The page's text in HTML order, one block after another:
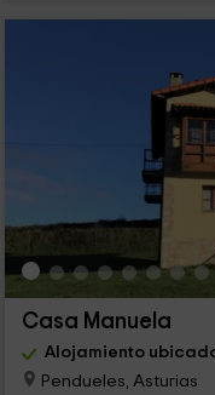
Casa Manuela
Alojamiento
Pendueles, Asturias